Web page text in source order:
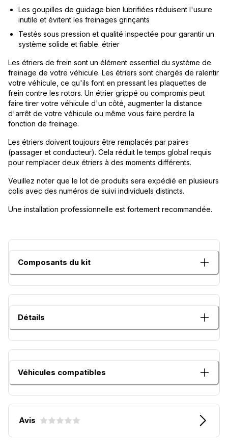
Les goupilles de guidage bien lubrifiées réduisent l'usure
inutile et évitent les freinages grinçants
Testés sous pression et qualité inspectée pour garantir un
système solide et fiable. étrier
Les étriers de frein sont un élément essentiel du système de
freinage de votre véhicule. Les étriers sont chargés de ralentir
votre véhicule, ce qu'ils font en pressant les plaquettes de
frein contre les rotors. Un étrier grippé ou compromis peut
faire tirer votre véhicule d'un côté, augmenter la distance
d'arrêt de votre véhicule ou même vous faire perdre la
fonction de freinage.
Les étriers doivent toujours être remplacés par paires
(passager et conducteur). Cela réduit le temps global requis
pour remplacer deux étriers à des moments différents.
Veuillez noter que le lot de produits sera expédié en plusieurs
colis avec des numéros de suivi individuels distincts.
Une installation professionnelle est fortement recommandée.
Composants du kit
Détails
Véhicules compatibles
Avis